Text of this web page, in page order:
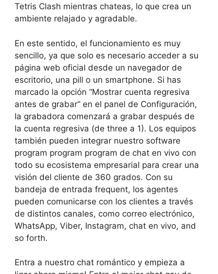
Tetris Clash mientras chateas, lo que crea un
ambiente relajado y agradable.
En este sentido, el funcionamiento es muy
sencillo, ya que solo es necesario acceder a su
página web oficial desde un navegador de
escritorio, una pill o un smartphone. Si has
marcado la opción “Mostrar cuenta regresiva
antes de grabar” en el panel de Configuración,
la grabadora comenzará a grabar después de
la cuenta regresiva (de three a 1). Los equipos
también pueden integrar nuestro software
program program program de chat en vivo con
todo su ecosistema empresarial para crear una
visión del cliente de 360 grados. Con su
bandeja de entrada frequent, los agentes
pueden comunicarse con los clientes a través
de distintos canales, como correo electrónico,
WhatsApp, Viber, Instagram, chat en vivo, and
so forth.
Entra a nuestro chat romántico y empieza a